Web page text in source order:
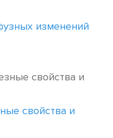
изменений
свойства и